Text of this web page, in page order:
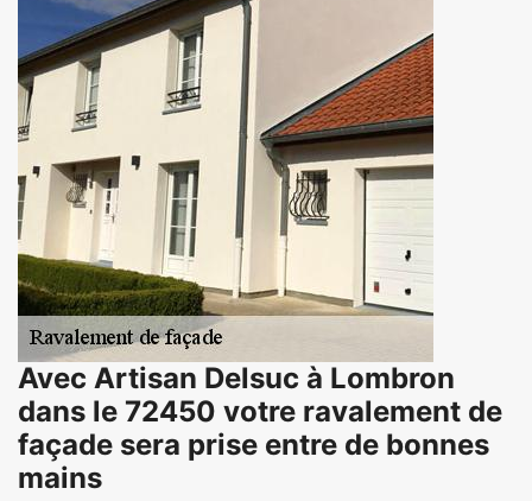
Avec Artisan Delsuc à Lombron
dans le 72450 votre ravalement de
façade sera prise entre de bonnes
mains